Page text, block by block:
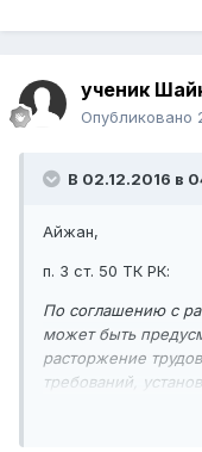
ученик
Опубликовано
В 02.12.2016 в
Айжан,
п. 3 ст. 50 ТК РК:
По соглашению с
может быть
расторжение
требований,
определяется